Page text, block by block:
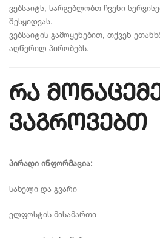
ვებსაიტს, სარგებლობთ ჩვენი
შესყიდვას.
ვებსაიტის გამოყენებით, თქვენ
აღწერილ პირობებს.
რა
ვაგროვებთ
პირადი ინფორმაცია:
სახელი და გვარი
ელფოსტის მისამართი